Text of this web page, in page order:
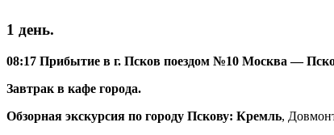
1 день.
08:17 Прибытие в г. Псков поездом №10 Москва —
Завтрак в кафе города.
Обзорная экскурсия по городу Пскову: Кремль,